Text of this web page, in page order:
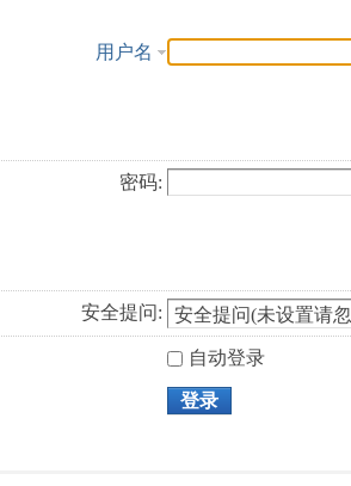
用户名
密码:
安全提问:
自动登录
登录